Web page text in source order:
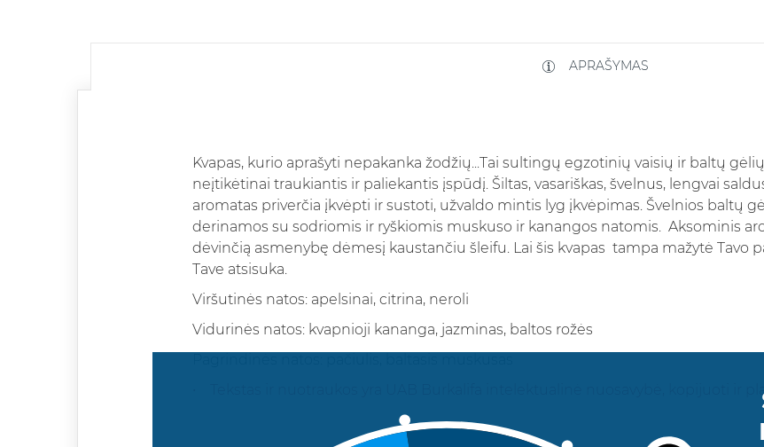
APRAŠYMAS
Kvapas, kurio aprašyti nepakanka žodžių...Tai sultingų egzotinių vaisių ir baltų
neįtikėtinai traukiantis ir paliekantis įspūdį. Šiltas, vasariškas, švelnus, lengvai
aromatas priverčia įkvėpti ir sustoti, užvaldo mintis lyg įkvėpimas. Švelnios baltų
derinamos su sodriomis ir ryškiomis muskuso ir kanangos natomis. Aksominis
dėvinčią asmenybę dėmesį kaustančiu šleifu. Lai šis kvapas tampa mažytė Tavo
Tave atsisuka.
Viršutinės natos: apelsinai, citrina, neroli
Vidurinės natos: kvapnioji kananga, jazminas, baltos rožės
• Tekstas ir nuotraukos yra UAB Burkalifa intelektualinė nuosavybė, kopijuoti ir